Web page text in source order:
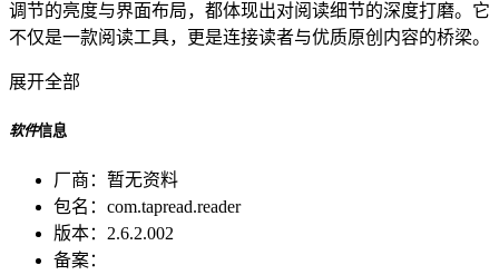
调节的亮度与界面布局，都体现出对阅读细节的深度打磨。它
不仅是一款阅读工具，更是连接读者与优质原创内容的桥梁。
展开全部
软件信息
厂商： 暂无资料
包名： com.tapread.reader
版本： 2.6.2.002
备案：